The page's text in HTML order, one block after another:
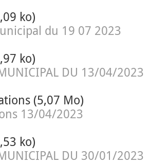
ko)
du 19 07 2023
ko)
DU 13/04/2023
(5,07 Mo)
13/04/2023
ko)
DU 30/01/2023